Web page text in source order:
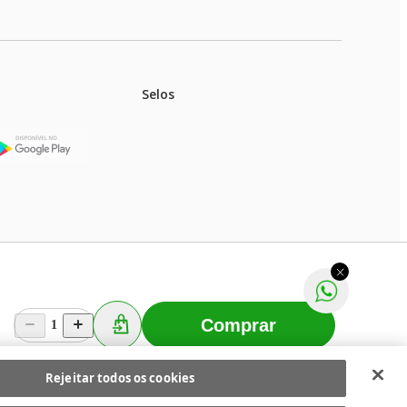
1 Comprar
Selos
na rede de lojas físicas.
prévio. Fast Shop S. A. CNPJ: 43.708.379/0001-
Fast Shop - Todos os direitos reservadosRF
Selecionar os Cookies
Rejeitar todos os cookies